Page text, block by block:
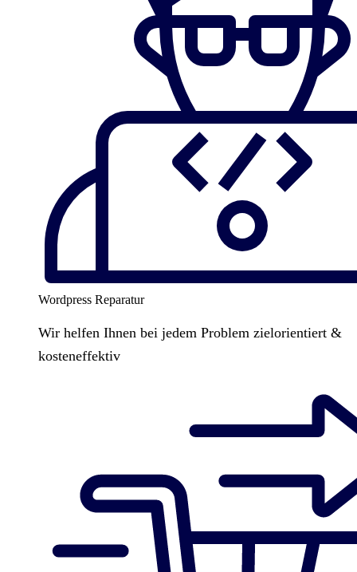
Wordpress Reparatur
Wir helfen Ihnen bei jedem Problem zielorientiert &
kosteneffektiv